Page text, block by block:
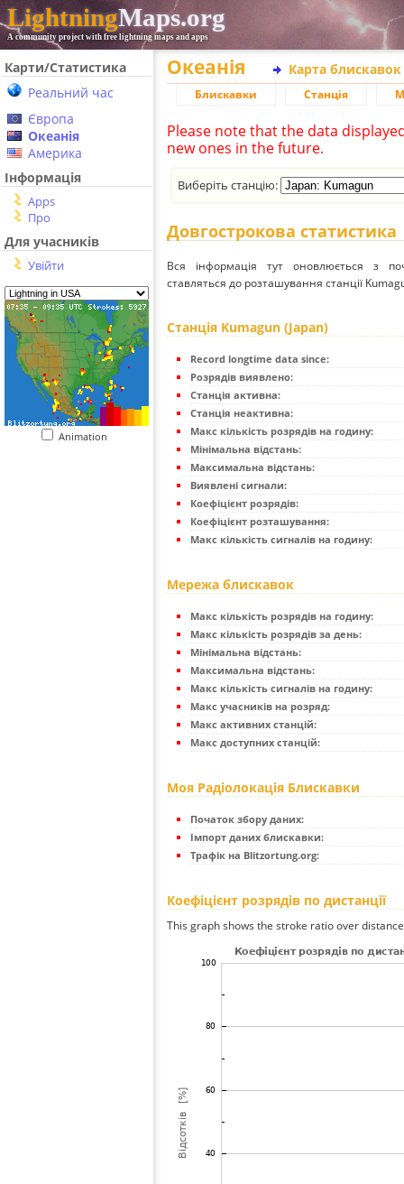
LightningMaps.org
A community project with free lightning maps and apps
Карти/Статистика
Реальний час
Європа
Океанія
Америка
Інформація
Apps
Про
Для учасників
Увійти
Animation
Океанія Карта
Блискавки Станція
Please note that the data
new ones in the future.
Виберіть станцію:
Довгострокова статистика
Вся інформація тут оновлюється з
ставляться до розташування станції
Станція Kumagun (Japan)
Record longtime data since:
Розрядів виявлено:
Станція активна:
Станція неактивна:
Макс кількість розрядів на годину:
Мінімальна відстань:
Максимальна відстань:
Виявлені сигнали:
Коефіцієнт розрядів:
Коефіцієнт розташування:
Макс кількість сигналів на годину:
Мережа блискавок
Макс кількість розрядів на годину:
Макс кількість розрядів за день:
Мінімальна відстань:
Максимальна відстань:
Макс кількість сигналів на годину:
Макс учасників на розряд:
Макс активних станцій:
Макс доступних станцій:
Моя Радіолокація Блискавки
Початок збору даних:
Імпорт даних блискавки:
Трафік на Blitzortung.org:
Коефіцієнт розрядів по дистанції
This graph shows the stroke ratio over